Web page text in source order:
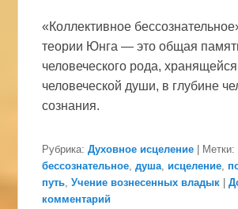
«Коллективное
теории Юнга — это общая
человеческого рода,
человеческой души, в глубине
сознания.
Рубрика: Духовное исцеление
Метки:
бессознательное,душа, исцеление,
путь,Учение вознесенных владык |
комментарий